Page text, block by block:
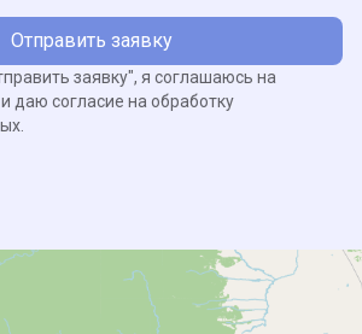
Отправить заявку
заявку", я соглашаюсь на
и даю согласие на обработку